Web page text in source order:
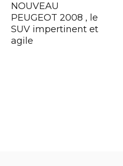
NOUVEAU
PEUGEOT 2008 , le
SUV impertinent et
agile